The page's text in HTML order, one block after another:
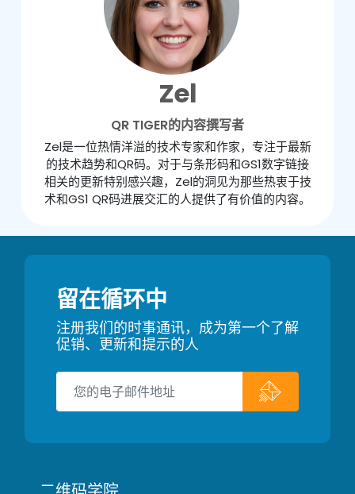
Zel
QR TIGER的内容撰写者
Zel是一位热情洋溢的技术专家和作家，专注于最新
的技术趋势和QR码。对于与条形码和GS1数字链接
相关的更新特别感兴趣，Zel的洞见为那些热衷于技
术和GS1 QR码进展交汇的人提供了有价值的内容。
留在循环中
注册我们的时事通讯，成为第一个了解
促销、更新和提示的人